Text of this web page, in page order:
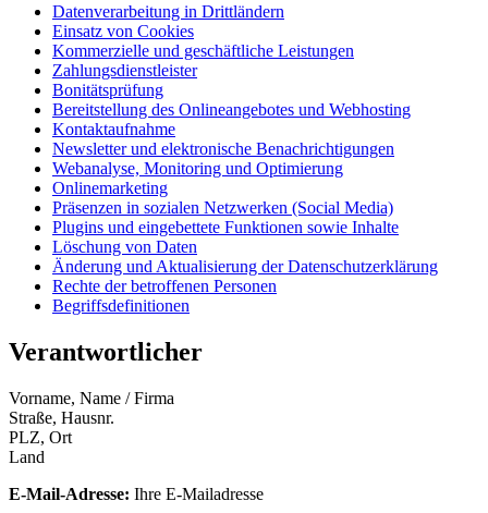
Datenverarbeitung in Drittländern
Einsatz von Cookies
Kommerzielle und geschäftliche Leistungen
Zahlungsdienstleister
Bonitätsprüfung
Bereitstellung des Onlineangebotes und Webhosting
Kontaktaufnahme
Newsletter und elektronische Benachrichtigungen
Webanalyse, Monitoring und Optimierung
Onlinemarketing
Präsenzen in sozialen Netzwerken (Social Media)
Plugins und eingebettete Funktionen sowie Inhalte
Löschung von Daten
Änderung und Aktualisierung der Datenschutzerklärung
Rechte der betroffenen Personen
Begriffsdefinitionen
Verantwortlicher
Vorname, Name / Firma
Straße, Hausnr.
PLZ, Ort
Land
E-Mail-Adresse: Ihre E-Mailadresse